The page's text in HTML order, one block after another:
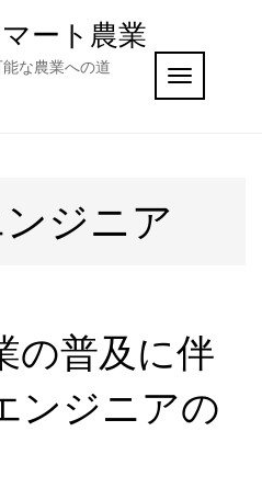
ート農業
な農業への道
TOGGLE
ジニア
の普及に伴
ンジニアの